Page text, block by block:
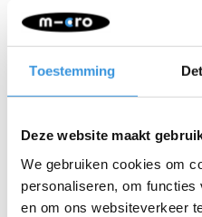
Toestemming
Deze website maakt
We gebruiken cookies om
personaliseren, om
en om ons websiteverkeer
volgens de ESG-richtlijnen.
Eén belangrijke toevoeging:
en plezier biedt, is hij niet